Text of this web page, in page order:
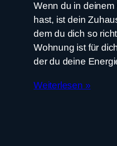
Wenn du in
hast, ist dein
dem du dich so
Wohnung ist für
der du deine
Weiterlesen »